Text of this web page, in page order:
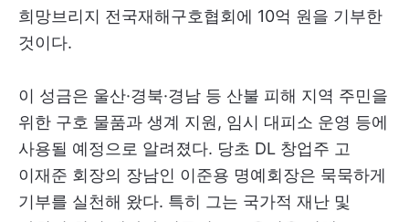
희망브리지 전국재해구호협회에 10억 원을 기부한
것이다.
이 성금은 울산·경북·경남 등 산불 피해 지역 주민을
위한 구호 물품과 생계 지원, 임시 대피소 운영 등에
사용될 예정으로 알려졌다. 당초 DL 창업주 고
이재준 회장의 장남인 이준용 명예회장은 묵묵하게
기부를 실천해 왔다. 특히 그는 국가적 재난 및